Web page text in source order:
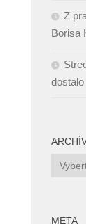
Z
Borisa
Archív
META